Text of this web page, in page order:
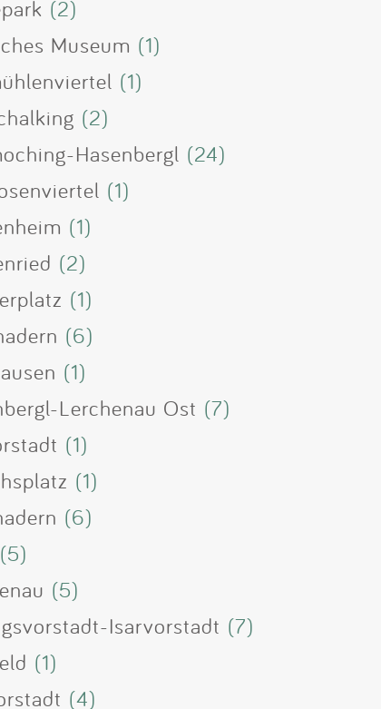
(2)
Museum (1)
(1)
(2)
Hasenbergl (24)
(1)
(1)
(2)
(1)
(6)
(1)
Lerchenau Ost (7)
(1)
(1)
(6)
(5)
(5)
Isarvorstadt (7)
(1)
(4)